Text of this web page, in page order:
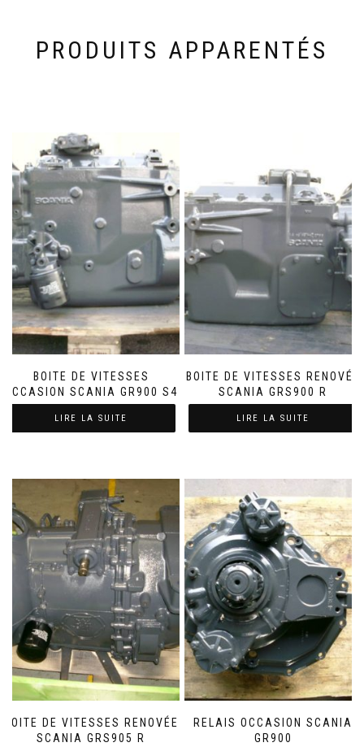
PRODUITS APPARENTÉS
BOITE DE VITESSES
OCCASION SCANIA GR900 S4
LIRE LA SUITE
BOITE DE VITESSES RENOVÉE
SCANIA GRS900 R
LIRE LA SUITE
BOITE DE VITESSES RENOVÉE
SCANIA GRS905 R
RELAIS OCCASION SCANIA
GR900